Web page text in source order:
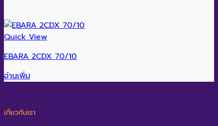
Quick View
EBARA 2CDX 70/10
อ่านเพิ่ม
เกี่ยวกับเรา